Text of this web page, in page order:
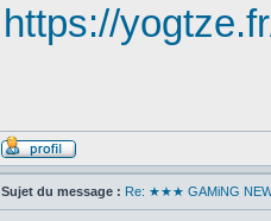
https://
Sujet du message : Re: ★★★ GAMiNG